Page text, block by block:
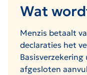
Wat
Menzis betaalt
declaraties het
afgesloten